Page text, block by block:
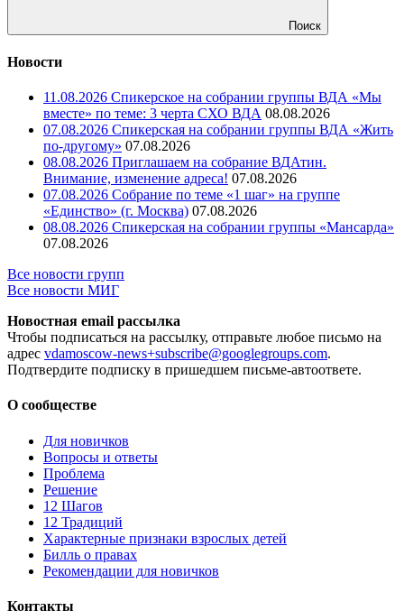
Поиск
Новости
11.08.2026 Спикерское на собрании группы ВДА «Мы
вместе» по теме: 3 черта СХО ВДА 08.08.2026
07.08.2026 Спикерская на собрании группы ВДА «Жить
по-другому» 07.08.2026
08.08.2026 Приглашаем на собрание ВДАтин.
Внимание, изменение адреса! 07.08.2026
07.08.2026 Собрание по теме «1 шаг» на группе
«Единство» (г. Москва) 07.08.2026
08.08.2026 Спикерская на собрании группы «Мансарда»
07.08.2026
Все новости групп
Все новости МИГ
Новостная email рассылка
Чтобы подписаться на рассылку, отправьте любое письмо на
адрес vdamoscow-news+subscribe@googlegroups.com.
Подтвердите подписку в пришедшем письме-автоответе.
О сообществе
Для новичков
Вопросы и ответы
Проблема
Решение
12 Шагов
12 Традиций
Xарактерные признаки взрослых детей
Билль о правах
Рекомендации для новичков
Контакты